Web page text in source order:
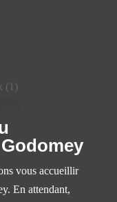
vous accueillir
En attendant,